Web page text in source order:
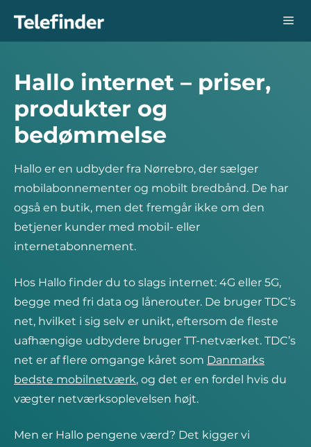
Hallo internet – priser,
produkter og
bedømmelse
Hallo er en udbyder fra Nørrebro, der sælger
mobilabonnementer og mobilt bredbånd. De har
også en butik, men det fremgår ikke om den
betjener kunder med mobil- eller
internetabonnement.
Hos Hallo finder du to slags internet: 4G eller 5G,
begge med fri data og lånerouter. De bruger TDC’s
net, hvilket i sig selv er unikt, eftersom de fleste
uafhængige udbydere bruger TT-netværket. TDC’s
net er af flere omgange kåret som Danmarks
bedste mobilnetværk, og det er en fordel hvis du
vægter netværksoplevelsen højt.
Men er Hallo pengene værd? Det kigger vi